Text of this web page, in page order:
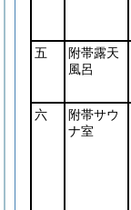
五
附帯露天
風呂
六
附帯サウ
ナ室